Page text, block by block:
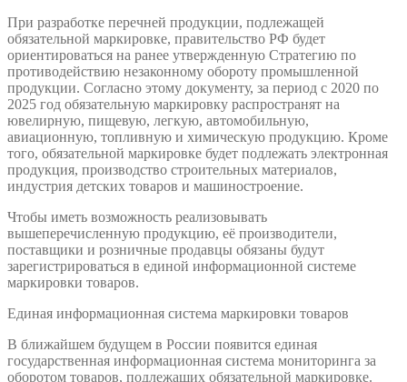
При разработке перечней продукции, подлежащей
обязательной маркировке, правительство РФ будет
ориентироваться на ранее утвержденную Стратегию по
противодействию незаконному обороту промышленной
продукции. Согласно этому документу, за период с 2020 по
2025 год обязательную маркировку распространят на
ювелирную, пищевую, легкую, автомобильную,
авиационную, топливную и химическую продукцию. Кроме
того, обязательной маркировке будет подлежать электронная
продукция, производство строительных материалов,
индустрия детских товаров и машиностроение.
Чтобы иметь возможность реализовывать
вышеперечисленную продукцию, её производители,
поставщики и розничные продавцы обязаны будут
зарегистрироваться в единой информационной системе
маркировки товаров.
Единая информационная система маркировки товаров
В ближайшем будущем в России появится единая
государственная информационная система мониторинга за
оборотом товаров, подлежащих обязательной маркировке.